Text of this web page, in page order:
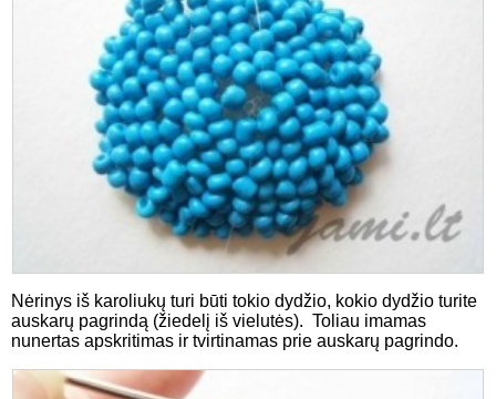
Nėrinys iš karoliukų turi būti tokio dydžio, kokio dydžio turite
auskarų pagrindą (žiedelį iš vielutės). Toliau imamas
nunertas apskritimas ir tvirtinamas prie auskarų pagrindo.